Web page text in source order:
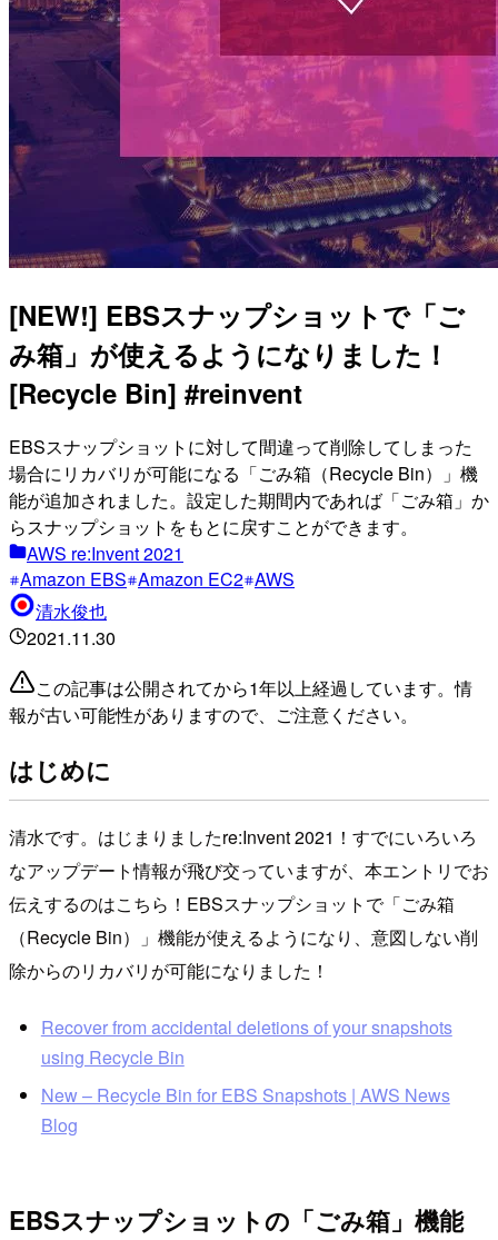
[NEW!] EBSスナップショットで「ご
み箱」が使えるようになりました！
[Recycle Bin] #reinvent
EBSスナップショットに対して間違って削除してしまった
場合にリカバリが可能になる「ごみ箱（Recycle Bin）」機
能が追加されました。設定した期間内であれば「ごみ箱」か
らスナップショットをもとに戻すことができます。
AWS re:Invent 2021
Amazon EBS Amazon EC2 AWS
清水俊也
2021.11.30
この記事は公開されてから1年以上経過しています。情
報が古い可能性がありますので、ご注意ください。
はじめに
清水です。はじまりましたre:Invent 2021！すでにいろいろ
なアップデート情報が飛び交っていますが、本エントリでお
伝えするのはこちら！EBSスナップショットで「ごみ箱
（Recycle Bin）」機能が使えるようになり、意図しない削
除からのリカバリが可能になりました！
Recover from accidental deletions of your snapshots
using Recycle Bin
New – Recycle Bin for EBS Snapshots | AWS News
Blog
EBSスナップショットの「ごみ箱」機能